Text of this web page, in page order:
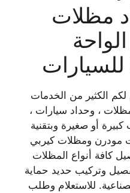
مظلات
الكثير من الخدمات
، وحداد سيارات ،
أو صغيرة وبتقنية
مودرن ومظلات كيربي
كافة أنواع المظلات
وتركيب حديد حماية
للاستعلام وطلب